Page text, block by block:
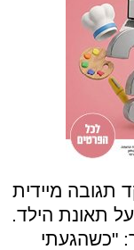
תגובה מיידית
תאונת הילד.
"כשהגעתי